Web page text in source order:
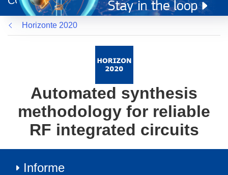
en
una
nueva
ventana)
Horizonte 2020
Automated synthesis
methodology for reliable
RF integrated circuits
Informe